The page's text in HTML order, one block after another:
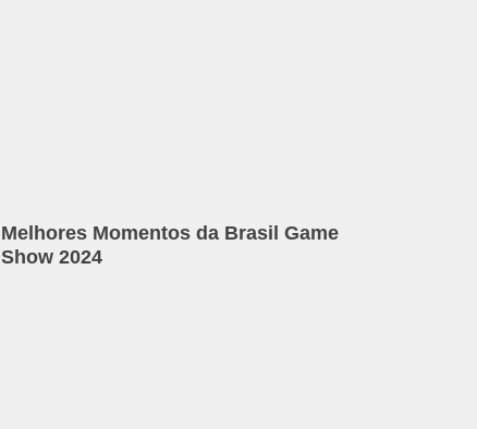
Melhores Momentos da Brasil Game
Show 2024